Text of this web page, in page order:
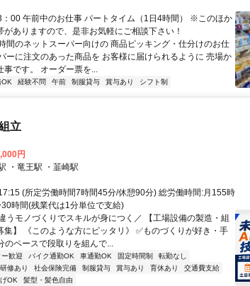
00 午前中のお仕事 パートタイム（1日4時間） ※このほか
がありますので、是非お気軽にご相談下さい！
間のネットスーパー向けの 商品ピッキング・仕分けのお仕
ーに注文のあった商品を お客様に届けられるように 売場か
事です。 オーダー票を...
OK 経験不問 午前 制服貸与 賞与あり シフト制
立
円
・竜王駅 ・韮崎駅
(所定労働時間7時間45分/休憩90分) 総労働時間:月155時
時間(残業代は1分単位で支給)
うモノづくりでスキルが身につく／ 【工場設備の製造・組
集】 《このような方にピッタリ》 ✅ものづくりが好き・手
のペースで段取りを組んで...
歓迎 バイク通勤OK 車通勤OK 固定時間制
転勤なし
研修あり 社会保険完備 制服貸与 賞与あり 育休あり
交通費支給
OK 髪型・髪色自由